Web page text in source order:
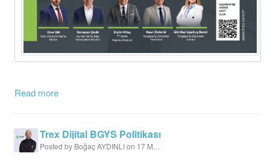
Read more
Trex Dijital BGYS Politikası